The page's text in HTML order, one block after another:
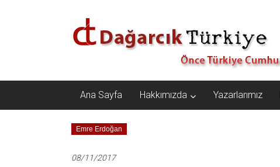
Dağarcık
Türkiye
Türkiye
Cumhuriyeti…
Ana Sayfa Hakkımızda Yazarlarımız
Emre Erdoğan
08/11/2017